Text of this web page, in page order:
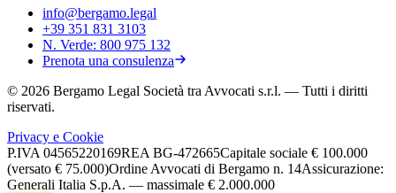
info@bergamo.legal
+39 351 831 3103
N. Verde: 800 975 132
Prenota una consulenza
© 2026 Bergamo Legal Società tra Avvocati s.r.l. — Tutti i diritti
riservati.
Privacy e Cookie
P.IVA 04565220169REA BG-472665Capitale sociale € 100.000
(versato € 75.000)Ordine Avvocati di Bergamo n. 14Assicurazione:
Generali Italia S.p.A. — massimale € 2.000.000